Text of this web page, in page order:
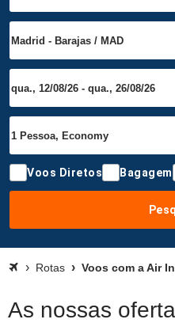
Voos Diretos Bagagem
Rotas Voos com a Air
As nossas